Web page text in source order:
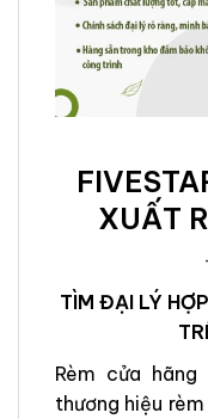
XUẤT
TÌM ĐẠI LÝ
Rèm cửa
thương hiệu